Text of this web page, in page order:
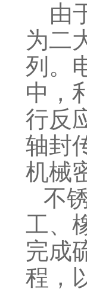
由
为二
列。
中，
行反
轴封
机械
不
工、
完成
程，